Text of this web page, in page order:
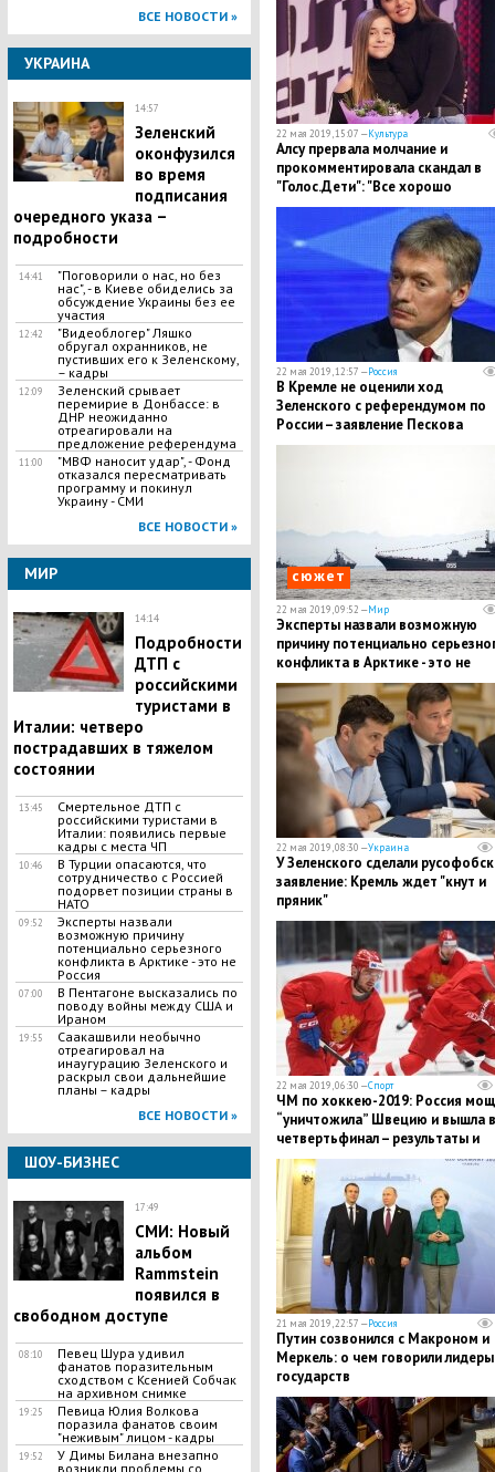
ВСЕ НОВОСТИ »
УКРАИНА
14:57
​Зеленский
оконфузился
во время
подписания
очередного указа –
подробности
14:41
"Поговорили о нас, но без
нас", - в Киеве обиделись за
обсуждение Украины без ее
участия
12:42
​"Видеоблогер" Ляшко
обругал охранников, не
пустивших его к Зеленскому,
– кадры
12:09
​Зеленский срывает
перемирие в Донбассе: в
ДНР неожиданно
отреагировали на
предложение референдума
11:00
"МВФ наносит удар", - Фонд
отказался пересматривать
программу и покинул
Украину - СМИ
ВСЕ НОВОСТИ »
МИР
14:14
Подробности
ДТП с
российскими
туристами в
Италии: четверо
пострадавших в тяжелом
состоянии
13:45
Смертельное ДТП с
российскими туристами в
Италии: появились первые
кадры с места ЧП
10:46
В Турции опасаются, что
сотрудничество с Россией
подорвет позиции страны в
НАТО
09:52
Эксперты назвали
возможную причину
потенциально серьезного
конфликта в Арктике - это не
Россия
07:00
В Пентагоне высказались по
поводу войны между США и
Ираном
19:55
Саакашвили необычно
отреагировал на
инаугурацию Зеленского и
раскрыл свои дальнейшие
планы – кадры
ВСЕ НОВОСТИ »
ШОУ-БИЗНЕС
17:49
СМИ: Новый
альбом
Rammstein
появился в
свободном доступе
08:10
​Певец Шура удивил
фанатов поразительным
сходством с Ксенией Собчак
на архивном снимке
19:25
Певица Юлия Волкова
поразила фанатов своим
"неживым" лицом - кадры
19:52
​У Димы Билана внезапно
возникли проблемы со
22 мая 2019, 15:07 —Культура
Алсу прервала молчание и
прокомментировала скандал в
"Голос.Дети": "Все хорошо
закончится"
22 мая 2019, 12:57 —Россия
В Кремле не оценили ход
Зеленского с референдумом по
России – заявление Пескова
сюжет
22 мая 2019, 09:52 —Мир
Эксперты назвали возможную
причину потенциально
конфликта в Арктике - это не
Россия
22 мая 2019, 08:30 —Украина
У Зеленского сделали
заявление: Кремль ждет "кнут и
пряник"
22 мая 2019, 06:30 —Спорт
ЧМ по хоккею-2019: Россия
“уничтожила” Швецию и вышла в
четвертьфинал – результаты и
таблица
21 мая 2019, 22:57 —Россия
Путин созвонился с Макроном и
Меркель: о чем говорили лидеры
государств